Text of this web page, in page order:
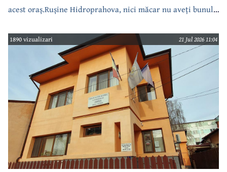
acest oraș.Rușine Hidroprahova, nici măcar nu aveți bunul
1890 vizualizari 21 Jul 2026 11:04